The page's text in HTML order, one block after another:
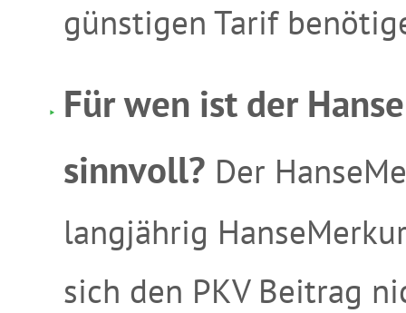
günstigen Tarif
Für wen ist der
sinnvoll? Der
langjährig
sich den PKV Beitrag